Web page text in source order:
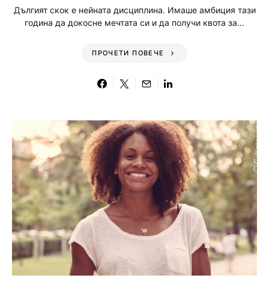
Дългият скок е нейната дисциплина. Имаше амбиция тази
година да докосне мечтата си и да получи квота за…
ПРОЧЕТИ ПОВЕЧЕ